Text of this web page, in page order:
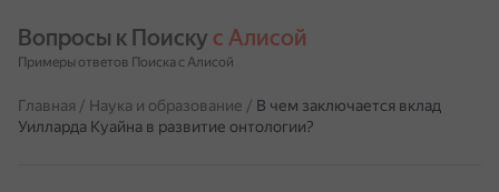
Вопросы к Поиску с Алисой
Примеры ответов Поиска с Алисой
Главная / Наука и образование / В чем заключается вклад
Уилларда Куайна в развитие онтологии?